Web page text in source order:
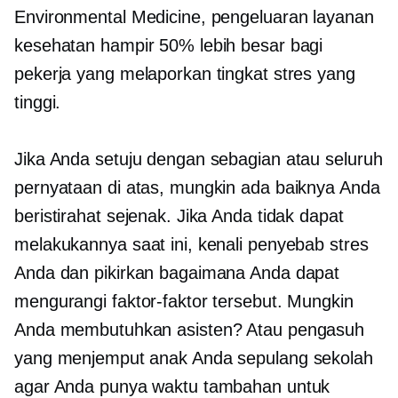
Environmental Medicine, pengeluaran layanan
kesehatan hampir 50% lebih besar bagi
pekerja yang melaporkan tingkat stres yang
tinggi.
Jika Anda setuju dengan sebagian atau seluruh
pernyataan di atas, mungkin ada baiknya Anda
beristirahat sejenak. Jika Anda tidak dapat
melakukannya saat ini, kenali penyebab stres
Anda dan pikirkan bagaimana Anda dapat
mengurangi faktor-faktor tersebut. Mungkin
Anda membutuhkan asisten? Atau pengasuh
yang menjemput anak Anda sepulang sekolah
agar Anda punya waktu tambahan untuk